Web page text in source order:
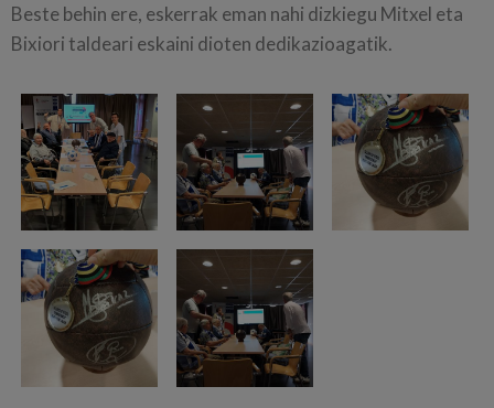
Beste behin ere, eskerrak eman nahi dizkiegu Mitxel eta
Bixiori taldeari eskaini dioten dedikazioagatik.